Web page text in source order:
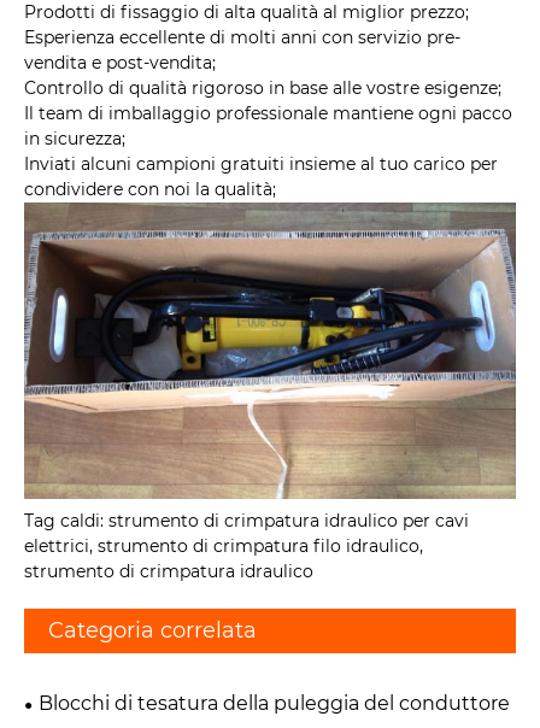
Prodotti di fissaggio di alta qualità al miglior prezzo;
Esperienza eccellente di molti anni con servizio pre-
vendita e post-vendita;
Controllo di qualità rigoroso in base alle vostre esigenze;
Il team di imballaggio professionale mantiene ogni pacco
in sicurezza;
Inviati alcuni campioni gratuiti insieme al tuo carico per
condividere con noi la qualità;
Tag caldi: strumento di crimpatura idraulico per cavi
elettrici, strumento di crimpatura filo idraulico,
strumento di crimpatura idraulico
Categoria correlata
Blocchi di tesatura della puleggia del conduttore